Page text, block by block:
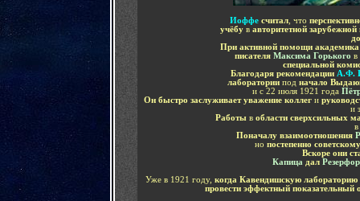
Иоффе считал , что
учёбу в авторитетной
При активной помощи
писателя Максима Горького в
специальной
Благодаря рекомендации А.Ф.
лаборатории под начало
и с 22 июля 1921 года
Он быстро заслуживает уважение коллеги
и
Работы в области сверхсильных
в
Поначалу взаимоотношения
но постепенно
Вскоре они
Капица дал
Уже в 1921 году, когда Кавендишскую лабораторию
провести эффектный